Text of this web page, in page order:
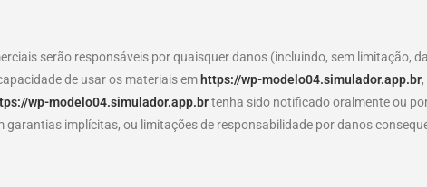
serão responsáveis por quaisquer danos (incluindo, sem limitação,
de usar os materiais em https://wp-modelo04.simulador.app.br
wp-modelo04.simulador.app.brtenha sido notificado oralmente ou
implícitas, ou limitações de responsabilidade por danos